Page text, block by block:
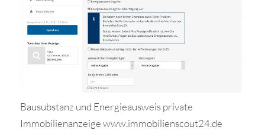
Bausubstanz und Energieausweis private
Immobilienanzeige www.immobilienscout24.de